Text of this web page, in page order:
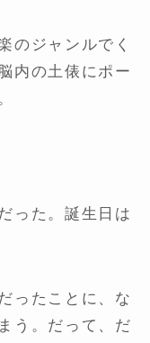
のジャンルでく
内の土俵にポー
った。誕生日は
ったことに、な
う。だって、だ